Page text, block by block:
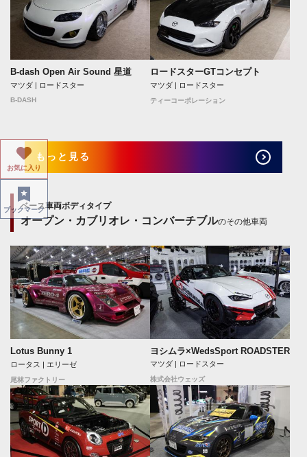
B-dash Open Air Sound 星道
マツダ | ロードスター
B-DASH
ロードスターGTコンセプト
マツダ | ロードスター
ティーコーポレーション
もっと見る
ベース車両ボディタイプ
オープン・カブリオレ・コンバーチブルのその他車両
Lotus Bunny 1
ロータス | エリーゼ
尾林ファクトリー
ヨシムラ×WedsSport ROADSTER
マツダ | ロードスター
株式会社ウェッズ
お気に入り
ブックマーク